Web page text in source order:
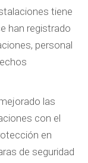
tiene
han registrado
personal
las
con el
en
de seguridad